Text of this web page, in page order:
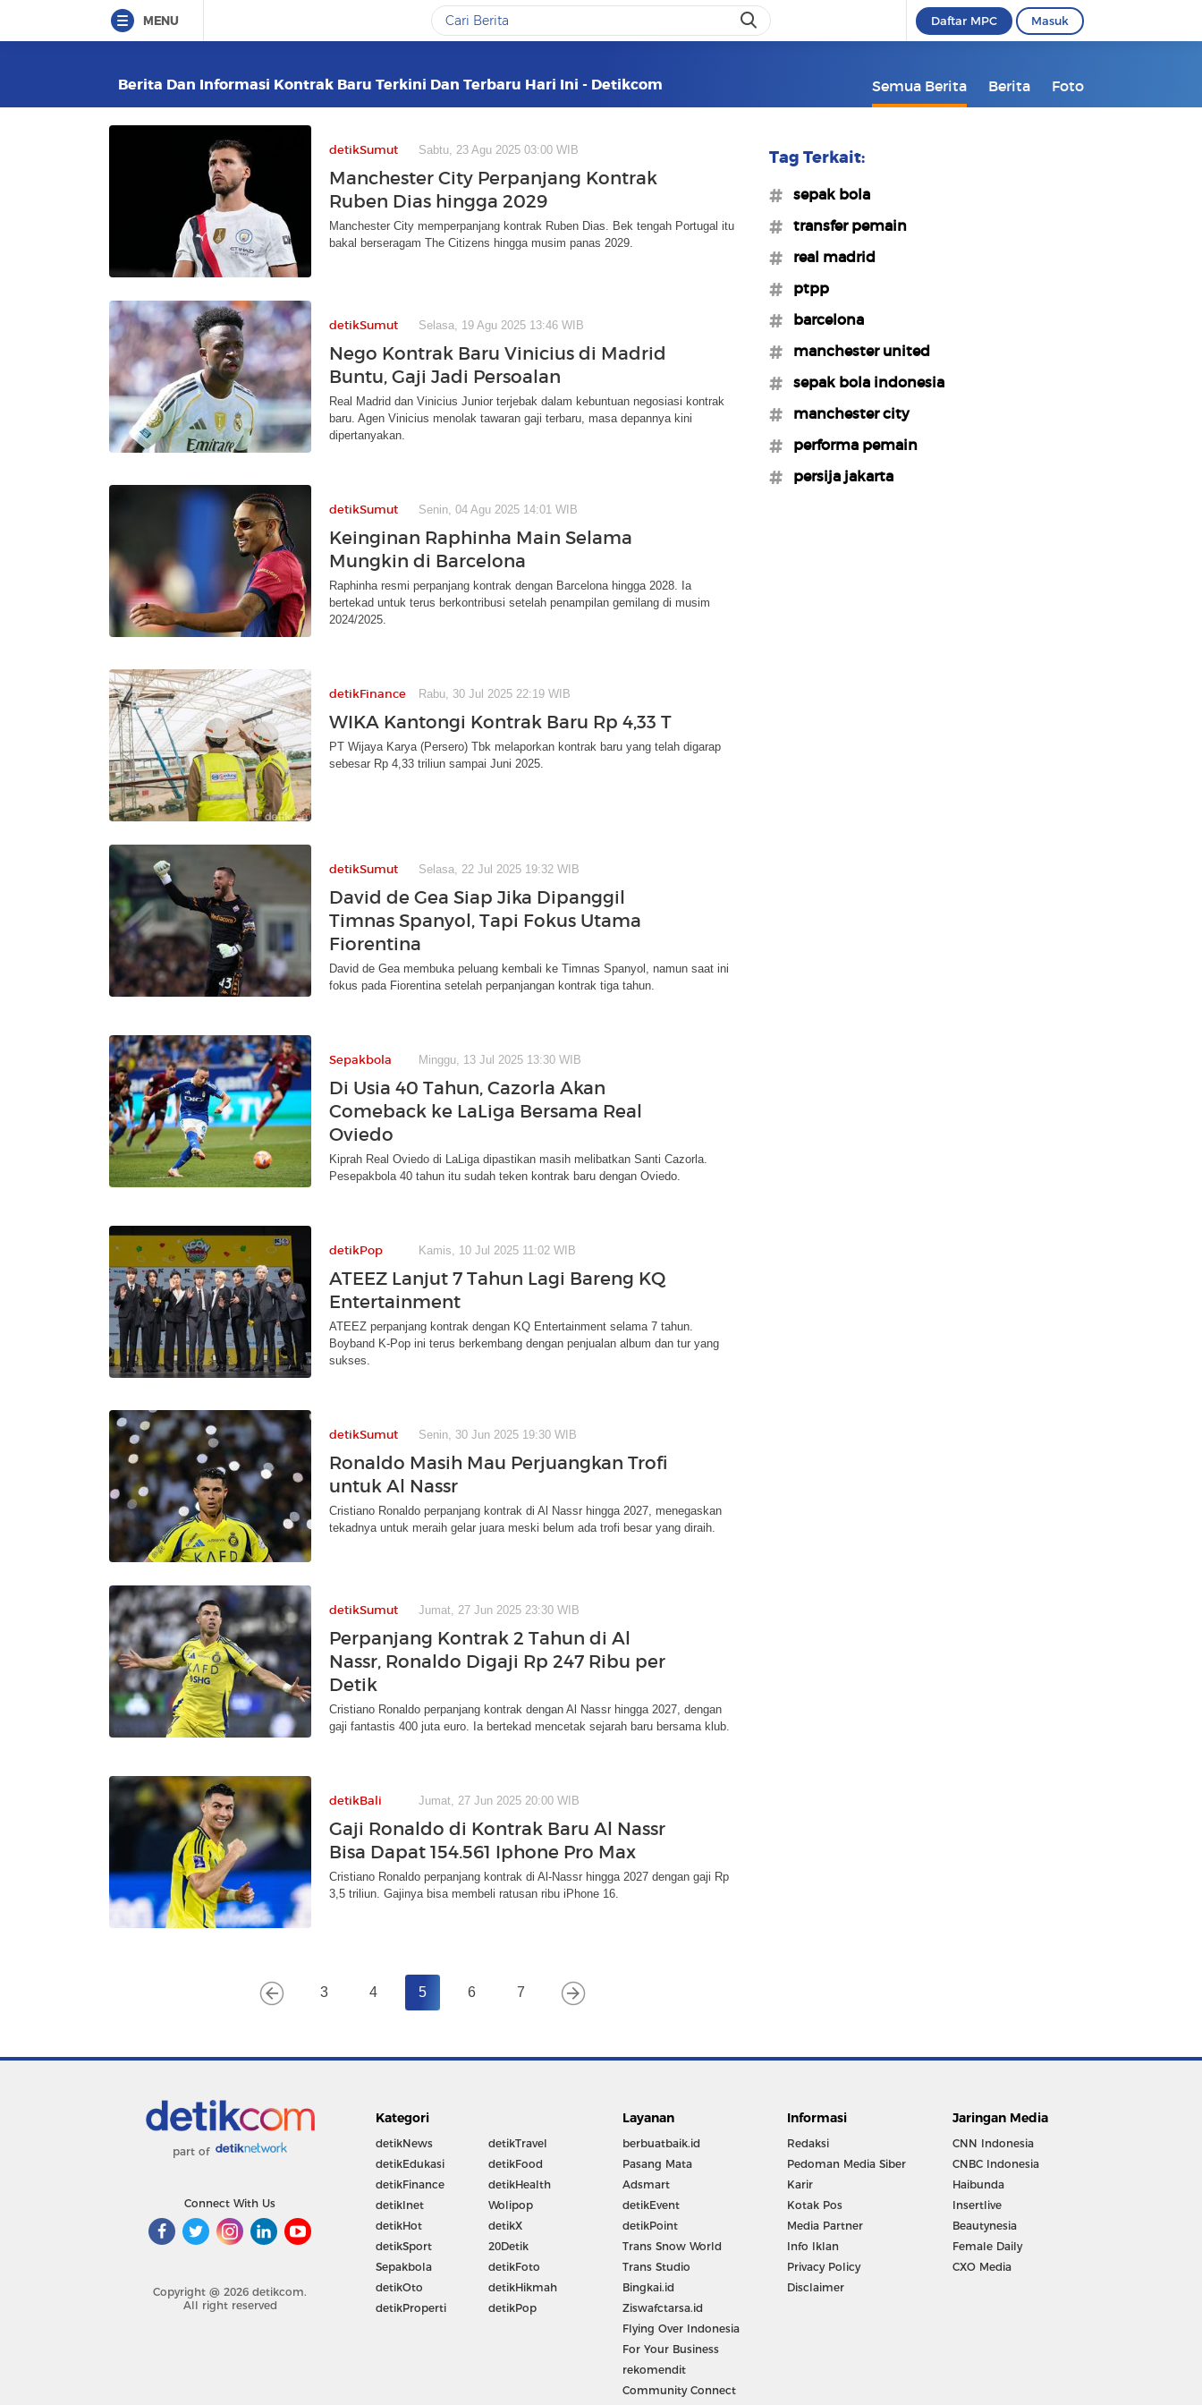
MENU Daftar MPC Masuk
Berita Dan Informasi Kontrak Baru Terkini Dan Terbaru Hari Ini - Detikcom Semua Berita Berita Foto
detikSumut Sabtu, 23 Agu 2025 03:00 WIB
Manchester City Perpanjang Kontrak
Ruben Dias hingga 2029
Manchester City memperpanjang kontrak Ruben Dias. Bek tengah Portugal itu
bakal berseragam The Citizens hingga musim panas 2029.
detikSumut Selasa, 19 Agu 2025 13:46 WIB
Nego Kontrak Baru Vinicius di Madrid
Buntu, Gaji Jadi Persoalan
Real Madrid dan Vinicius Junior terjebak dalam kebuntuan negosiasi kontrak
baru. Agen Vinicius menolak tawaran gaji terbaru, masa depannya kini
dipertanyakan.
detikSumut Senin, 04 Agu 2025 14:01 WIB
Keinginan Raphinha Main Selama
Mungkin di Barcelona
Raphinha resmi perpanjang kontrak dengan Barcelona hingga 2028. Ia
bertekad untuk terus berkontribusi setelah penampilan gemilang di musim
2024/2025.
detikFinance Rabu, 30 Jul 2025 22:19 WIB
WIKA Kantongi Kontrak Baru Rp 4,33 T
PT Wijaya Karya (Persero) Tbk melaporkan kontrak baru yang telah digarap
sebesar Rp 4,33 triliun sampai Juni 2025.
detikSumut Selasa, 22 Jul 2025 19:32 WIB
David de Gea Siap Jika Dipanggil
Timnas Spanyol, Tapi Fokus Utama
Fiorentina
David de Gea membuka peluang kembali ke Timnas Spanyol, namun saat ini
fokus pada Fiorentina setelah perpanjangan kontrak tiga tahun.
Sepakbola Minggu, 13 Jul 2025 13:30 WIB
Di Usia 40 Tahun, Cazorla Akan
Comeback ke LaLiga Bersama Real
Oviedo
Kiprah Real Oviedo di LaLiga dipastikan masih melibatkan Santi Cazorla.
Pesepakbola 40 tahun itu sudah teken kontrak baru dengan Oviedo.
detikPop Kamis, 10 Jul 2025 11:02 WIB
ATEEZ Lanjut 7 Tahun Lagi Bareng KQ
Entertainment
ATEEZ perpanjang kontrak dengan KQ Entertainment selama 7 tahun.
Boyband K-Pop ini terus berkembang dengan penjualan album dan tur yang
sukses.
detikSumut Senin, 30 Jun 2025 19:30 WIB
Ronaldo Masih Mau Perjuangkan Trofi
untuk Al Nassr
Cristiano Ronaldo perpanjang kontrak di Al Nassr hingga 2027, menegaskan
tekadnya untuk meraih gelar juara meski belum ada trofi besar yang diraih.
detikSumut Jumat, 27 Jun 2025 23:30 WIB
Perpanjang Kontrak 2 Tahun di Al
Nassr, Ronaldo Digaji Rp 247 Ribu per
Detik
Cristiano Ronaldo perpanjang kontrak dengan Al Nassr hingga 2027, dengan
gaji fantastis 400 juta euro. Ia bertekad mencetak sejarah baru bersama klub.
detikBali Jumat, 27 Jun 2025 20:00 WIB
Gaji Ronaldo di Kontrak Baru Al Nassr
Bisa Dapat 154.561 Iphone Pro Max
Cristiano Ronaldo perpanjang kontrak di Al-Nassr hingga 2027 dengan gaji Rp
3,5 triliun. Gajinya bisa membeli ratusan ribu iPhone 16.
3 4 5 6 7
Tag Terkait:
#sepak bola
#transfer pemain
#real madrid
#ptpp
#barcelona
#manchester united
#sepak bola indonesia
#manchester city
#performa pemain
#persija jakarta
part of
Connect With Us
Copyright @ 2026 detikcom.
All right reserved
Kategori
detikNews
detikEdukasi
detikFinance
detikInet
detikHot
detikSport
Sepakbola
detikOto
detikProperti
detikTravel
detikFood
detikHealth
Wolipop
detikX
20Detik
detikFoto
detikHikmah
detikPop
Layanan
berbuatbaik.id
Pasang Mata
Adsmart
detikEvent
detikPoint
Trans Snow World
Trans Studio
Bingkai.id
Ziswafctarsa.id
Flying Over Indonesia
For Your Business
rekomendit
Community Connect
Informasi
Redaksi
Pedoman Media Siber
Karir
Kotak Pos
Media Partner
Info Iklan
Privacy Policy
Disclaimer
Jaringan Media
CNN Indonesia
CNBC Indonesia
Haibunda
Insertlive
Beautynesia
Female Daily
CXO Media